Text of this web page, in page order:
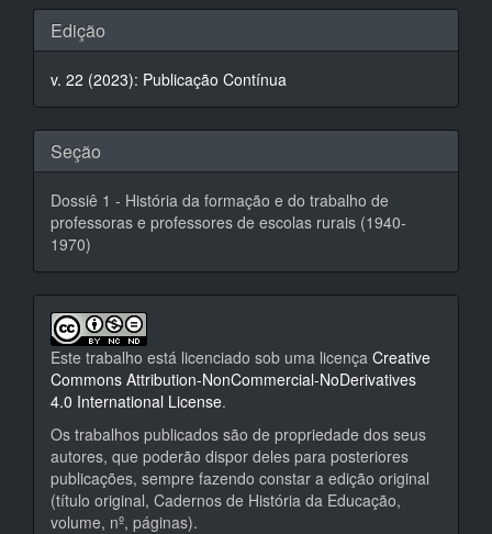
Detalhes
do
artigo
Edição
v. 22 (2023): Publicação Contínua
Seção
Dossiê 1 - História da formação e do trabalho de
professoras e professores de escolas rurais (1940-
1970)
Este trabalho está licenciado sob uma licença Creative
Commons Attribution-NonCommercial-NoDerivatives
4.0 International License.
Os trabalhos publicados são de propriedade dos seus
autores, que poderão dispor deles para posteriores
publicações, sempre fazendo constar a edição original
(título original, Cadernos de História da Educação,
volume, nº, páginas).